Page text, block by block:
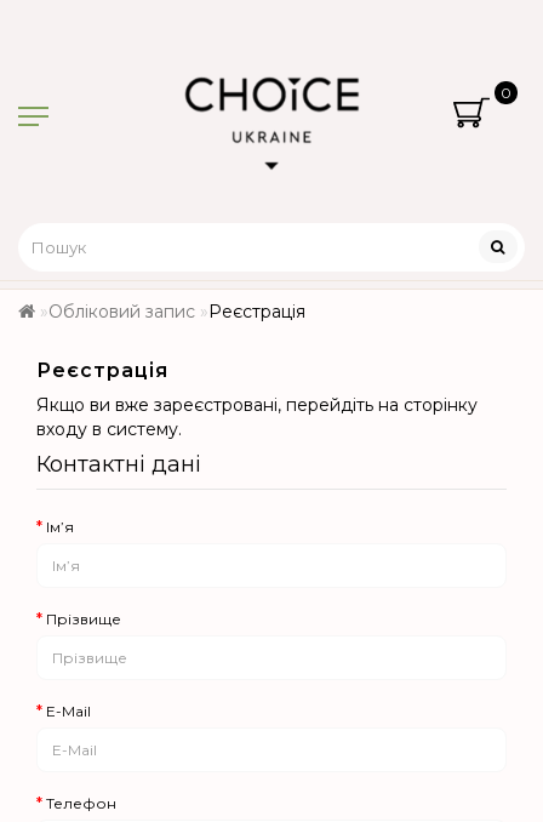
0
Обліковий запис Реєстрація
Реєстрація
Якщо ви вже зареєстровані, перейдіть на сторінку
входу в систему.
Контактні дані
Ім’я
Прізвище
E-Mail
Телефон